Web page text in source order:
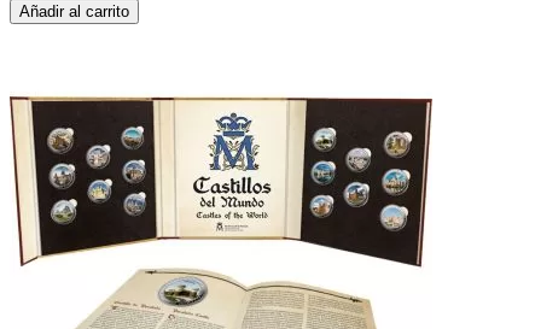
Añadir al carrito